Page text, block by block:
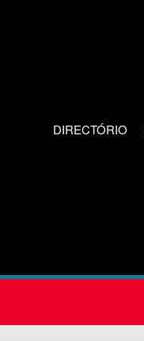
DIRECTÓRIO